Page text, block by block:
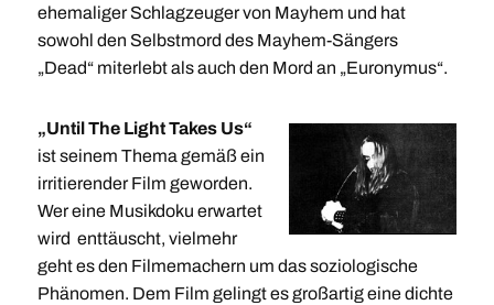
ehemaliger Schlagzeuger von Mayhem und hat
sowohl den Selbstmord des Mayhem-Sängers
„Dead“ miterlebt als auch den Mord an „Euronymus“.
„Until The Light Takes Us“
ist seinem Thema gemäß ein
irritierender Film geworden.
Wer eine Musikdoku erwartet
wird enttäuscht, vielmehr
geht es den Filmemachern um das soziologische
Phänomen. Dem Film gelingt es großartig eine dichte